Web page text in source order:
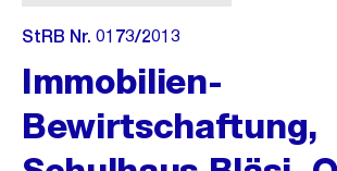
StRB Nr. 0173/2013
Immobilien-
Bewirtschaftung,